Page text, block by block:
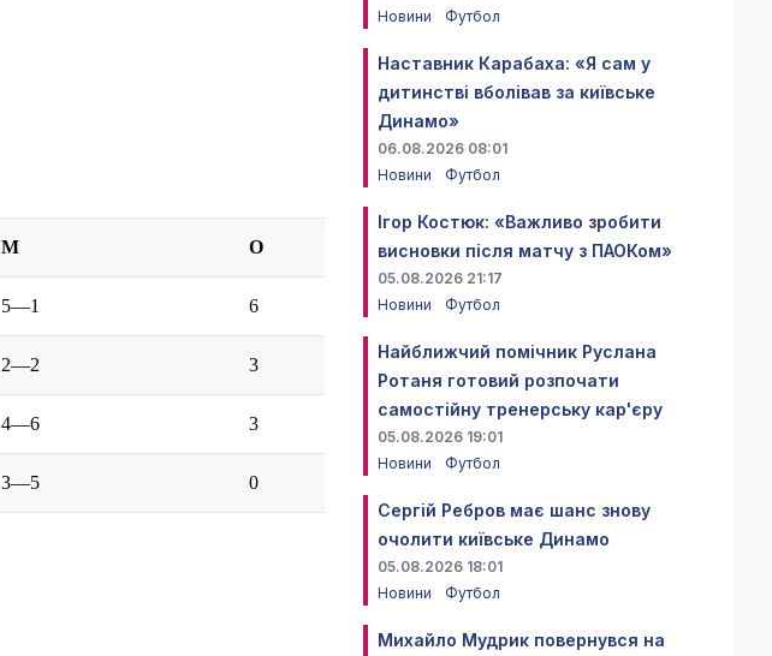
М О
5—1 6
2—2 3
4—6 3
3—5 0
Новини
Футбол
Наставник Карабаха: «Я сам у
дитинстві вболівав за київське
Динамо»
06.08.2026 08:01
Новини
Футбол
Ігор Костюк: «Важливо зробити
висновки після матчу з ПАОКом»
05.08.2026 21:17
Новини
Футбол
Найближчий помічник Руслана
Ротаня готовий розпочати
самостійну тренерську кар'єру
05.08.2026 19:01
Новини
Футбол
Сергій Ребров має шанс знову
очолити київське Динамо
05.08.2026 18:01
Новини
Футбол
Михайло Мудрик повернувся на